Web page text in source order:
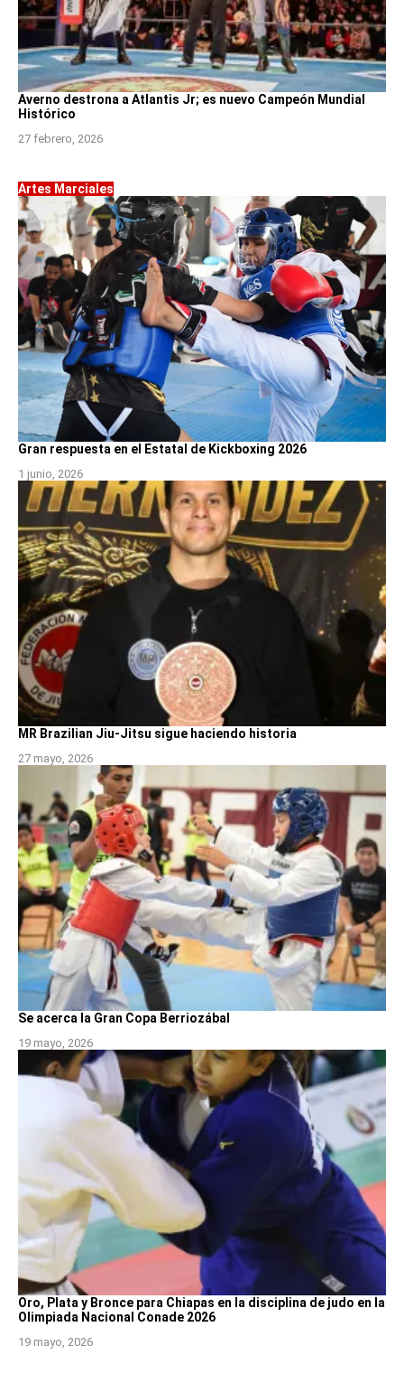
Averno destrona a Atlantis Jr; es nuevo Campeón Mundial
Histórico
27 febrero, 2026
Artes Marciales
Gran respuesta en el Estatal de Kickboxing 2026
1 junio, 2026
MR Brazilian Jiu-Jitsu sigue haciendo historia
27 mayo, 2026
Se acerca la Gran Copa Berriozábal
19 mayo, 2026
Oro, Plata y Bronce para Chiapas en la disciplina de judo en la
Olimpiada Nacional Conade 2026
19 mayo, 2026